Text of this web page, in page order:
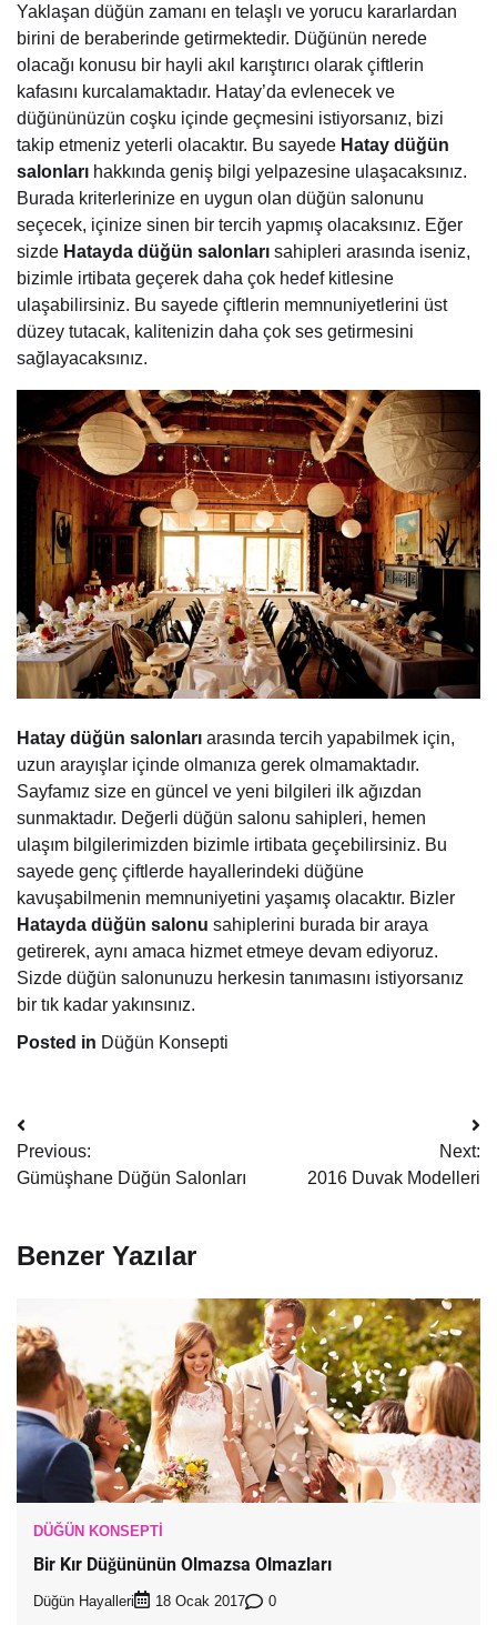
Yaklaşan düğün zamanı en telaşlı ve yorucu kararlardan
birini de beraberinde getirmektedir. Düğünün nerede
olacağı konusu bir hayli akıl karıştırıcı olarak çiftlerin
kafasını kurcalamaktadır. Hatay’da evlenecek ve
düğününüzün coşku içinde geçmesini istiyorsanız, bizi
takip etmeniz yeterli olacaktır. Bu sayede Hatay düğün
salonları hakkında geniş bilgi yelpazesine ulaşacaksınız.
Burada kriterlerinize en uygun olan düğün salonunu
seçecek, içinize sinen bir tercih yapmış olacaksınız. Eğer
sizde Hatayda düğün salonları sahipleri arasında iseniz,
bizimle irtibata geçerek daha çok hedef kitlesine
ulaşabilirsiniz. Bu sayede çiftlerin memnuniyetlerini üst
düzey tutacak, kalitenizin daha çok ses getirmesini
sağlayacaksınız.
Hatay düğün salonları arasında tercih yapabilmek için,
uzun arayışlar içinde olmanıza gerek olmamaktadır.
Sayfamız size en güncel ve yeni bilgileri ilk ağızdan
sunmaktadır. Değerli düğün salonu sahipleri, hemen
ulaşım bilgilerimizden bizimle irtibata geçebilirsiniz. Bu
sayede genç çiftlerde hayallerindeki düğüne
kavuşabilmenin memnuniyetini yaşamış olacaktır. Bizler
Hatayda düğün salonu sahiplerini burada bir araya
getirerek, aynı amaca hizmet etmeye devam ediyoruz.
Sizde düğün salonunuzu herkesin tanımasını istiyorsanız
bir tık kadar yakınsınız.
Posted in Düğün Konsepti
Yazı
dolaşımı
Previous:
Gümüşhane Düğün Salonları
Next:
2016 Duvak Modelleri
Benzer Yazılar
DÜĞÜN KONSEPTI
Bir Kır Düğününün Olmazsa Olmazları
Düğün Hayalleri 18 Ocak 2017 0